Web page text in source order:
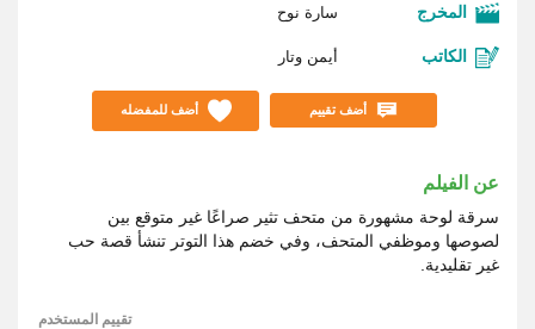
المخرج سارة نوح
الكاتب أيمن وتار
أضف تقييم أضف للمفضله
عن الفيلم
سرقة لوحة مشهورة من متحف تثير صراعًا غير متوقع بين
لصوصها وموظفي المتحف، وفي خضم هذا التوتر تنشأ قصة حب
غير تقليدية.
تقييم المستخدم